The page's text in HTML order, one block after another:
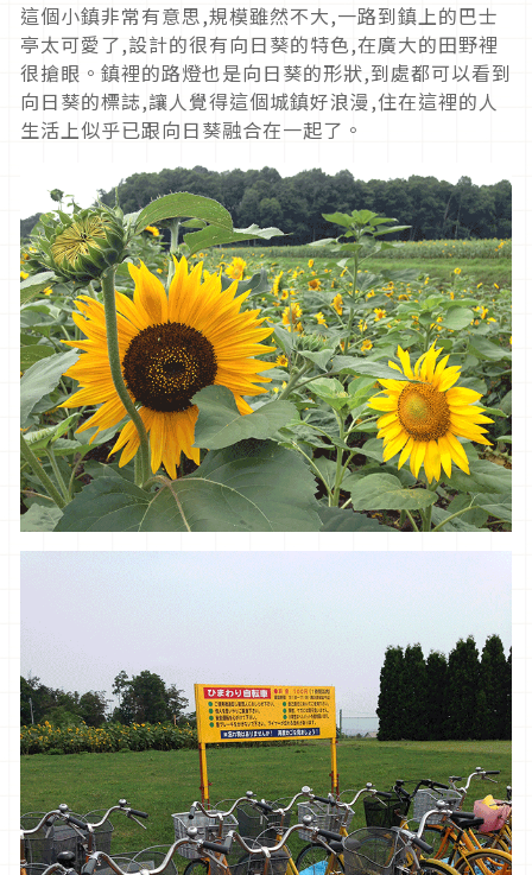
這個小鎮非常有意思,規模雖然不大,一路到鎮上的巴士
亭太可愛了,設計的很有向日葵的特色,在廣大的田野裡
很搶眼。鎮裡的路燈也是向日葵的形狀,到處都可以看到
向日葵的標誌,讓人覺得這個城鎮好浪漫,住在這裡的人
生活上似乎已跟向日葵融合在一起了。